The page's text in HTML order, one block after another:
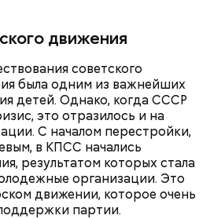
движения
советского
была одним из важнейших
детей. Однако, когда СССР
это отразилось и на
С началом перестройки,
в КПСС начались
результатом которых стала
организации. Это
движении, которое очень
партии.
огромное количество
головокружение,
физического состояния, —